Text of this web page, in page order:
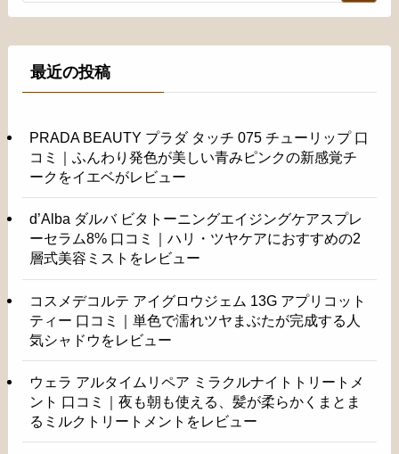
最近の投稿
PRADA BEAUTY プラダ タッチ 075 チューリップ 口
コミ｜ふんわり発色が美しい青みピンクの新感覚チ
ークをイエベがレビュー
d’Alba ダルバ ビタトーニングエイジングケアスプレ
ーセラム8% 口コミ｜ハリ・ツヤケアにおすすめの2
層式美容ミストをレビュー
コスメデコルテ アイグロウジェム 13G アプリコット
ティー 口コミ｜単色で濡れツヤまぶたが完成する人
気シャドウをレビュー
ウェラ アルタイムリペア ミラクルナイトトリートメ
ント 口コミ｜夜も朝も使える、髪が柔らかくまとま
るミルクトリートメントをレビュー